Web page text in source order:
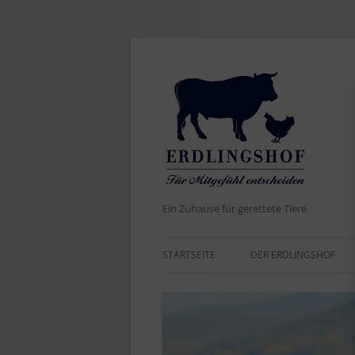
Ein Zuhause für gerettete Tiere
STARTSEITE DER ERDLINGSHOF